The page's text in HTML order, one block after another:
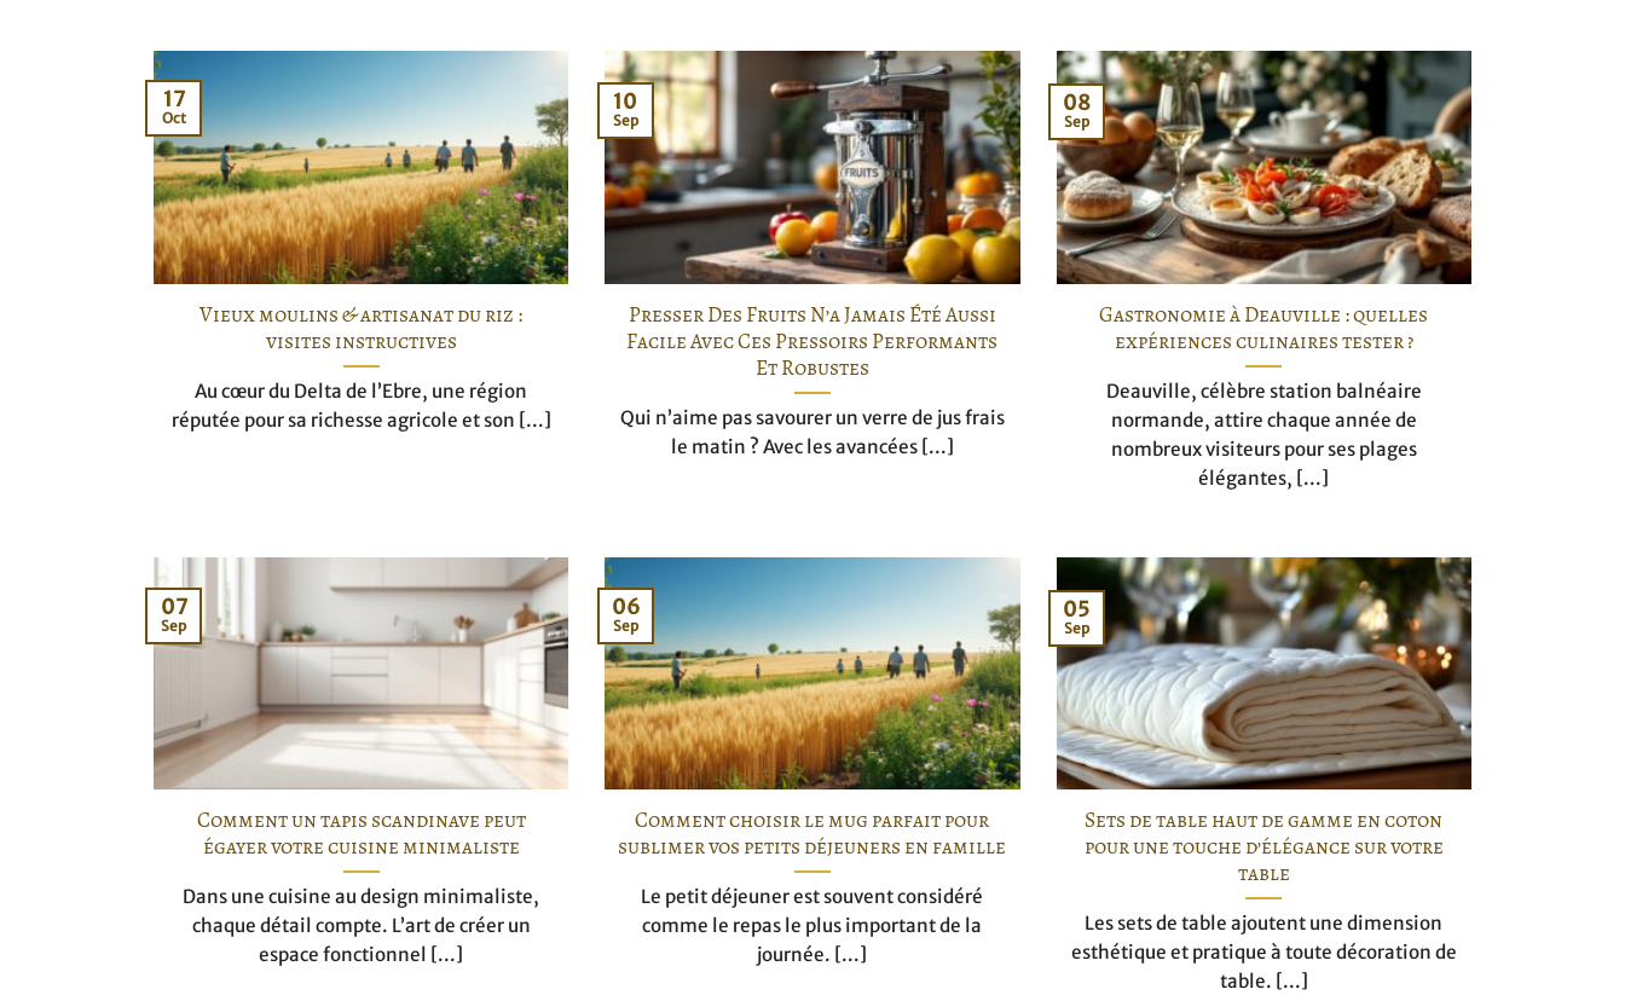
Vieux moulins & artisanat du riz :
visites instructives
Au cœur du Delta de l’Ebre, une région
réputée pour sa richesse agricole et son [...]
17
Oct
Presser Des Fruits N’a Jamais Été Aussi
Facile Avec Ces Pressoirs Performants
Et Robustes
Qui n’aime pas savourer un verre de jus frais
le matin ? Avec les avancées [...]
10
Sep
Gastronomie à Deauville : quelles
expériences culinaires tester ?
Deauville, célèbre station balnéaire
normande, attire chaque année de
nombreux visiteurs pour ses plages
élégantes, [...]
08
Sep
Comment un tapis scandinave peut
égayer votre cuisine minimaliste
Dans une cuisine au design minimaliste,
chaque détail compte. L’art de créer un
espace fonctionnel [...]
07
Sep
Comment choisir le mug parfait pour
sublimer vos petits déjeuners en famille
Le petit déjeuner est souvent considéré
comme le repas le plus important de la
journée. [...]
06
Sep
Sets de table haut de gamme en coton
pour une touche d’élégance sur votre
table
Les sets de table ajoutent une dimension
esthétique et pratique à toute décoration de
table. [...]
05
Sep